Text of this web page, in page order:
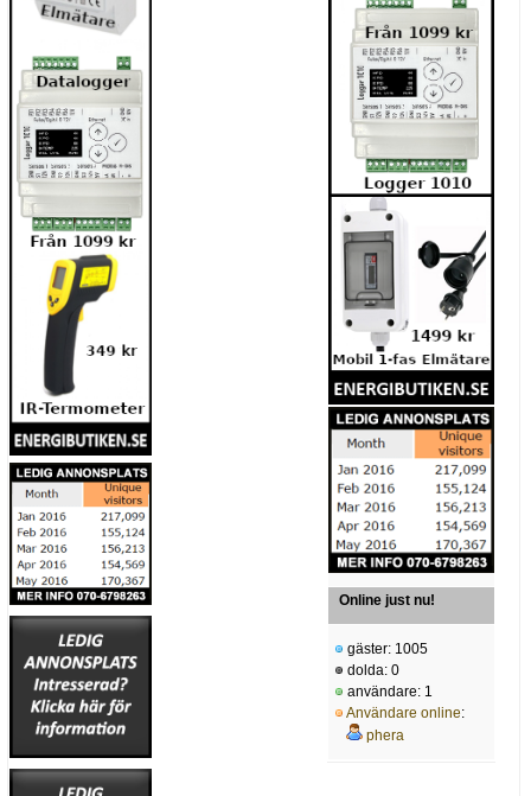
Online just nu!
gäster: 1005
dolda: 0
användare: 1
Användare online:
phera